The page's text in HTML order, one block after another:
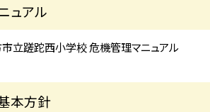
ュアル
立蹉跎西小学校 危機管理マニュアル
本方針